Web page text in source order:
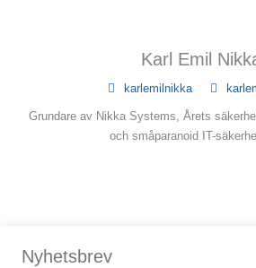
Karl Emil
karlemilnikka
Grundare av Nikka Systems, Årets
och småparanoid IT-
Nyhetsbrev